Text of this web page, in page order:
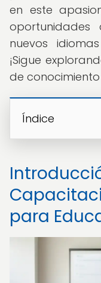
en este
nuevos
¡Sigue
de
Índice
para